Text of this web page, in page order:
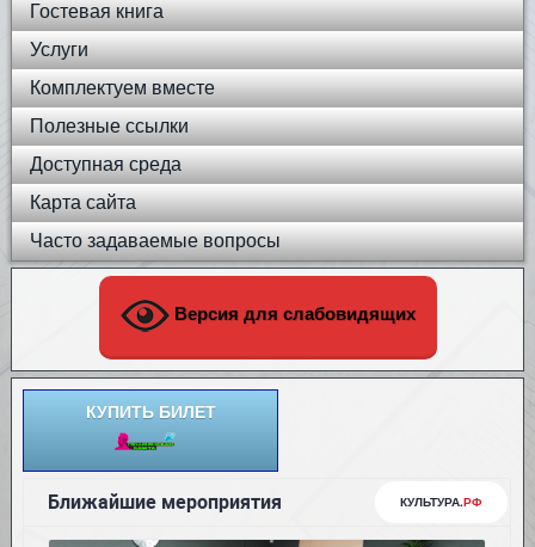
Гостевая книга
Услуги
Комплектуем вместе
Полезные ссылки
Доступная среда
Карта сайта
Часто задаваемые вопросы
Версия для слабовидящих
КУПИТЬ БИЛЕТ